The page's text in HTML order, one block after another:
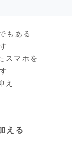
もある
スマホを
え
える